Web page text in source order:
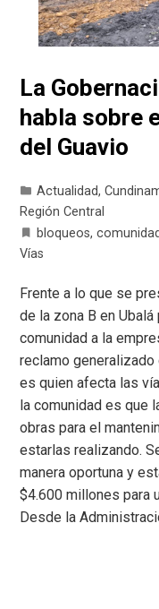
La
habla sobre
del Guavio
Actualidad,
Región Central
bloqueos,
Vías
Frente a lo que se
de la zona B en
comunidad a la
reclamo generalizado
es quien afecta las
la comunidad es que
obras para el
estarlas realizando.
manera oportuna y
$4.600 millones para
Desde la